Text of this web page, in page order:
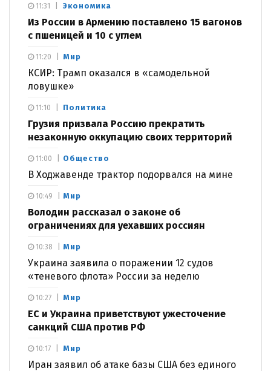
Экономика
Из России в Армению поставлено 15 вагонов
с пшеницей и 10 с углем
11:31
Мир
КСИР: Трамп оказался в «самодельной
ловушке»
11:20
Политика
Грузия призвала Россию прекратить
незаконную оккупацию своих территорий
11:10
Общество
В Ходжавенде трактор подорвался на мине
11:00
Мир
Володин рассказал о законе об
ограничениях для уехавших россиян
10:49
Мир
Украина заявила о поражении 12 судов
«теневого флота» России за неделю
10:38
Мир
ЕС и Украина приветствуют ужесточение
санкций США против РФ
10:27
Мир
Иран заявил об атаке базы США без единого
10:17